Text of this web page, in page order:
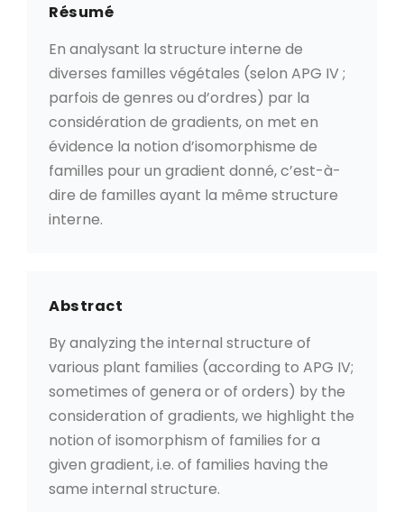
Résumé
En analysant la structure interne de
diverses familles végétales (selon APG IV ;
parfois de genres ou d’ordres) par la
considération de gradients, on met en
évidence la notion d’isomorphisme de
familles pour un gradient donné, c’est-à-
dire de familles ayant la même structure
interne.
Abstract
By analyzing the internal structure of
various plant families (according to APG IV;
sometimes of genera or of orders) by the
consideration of gradients, we highlight the
notion of isomorphism of families for a
given gradient, i.e. of families having the
same internal structure.